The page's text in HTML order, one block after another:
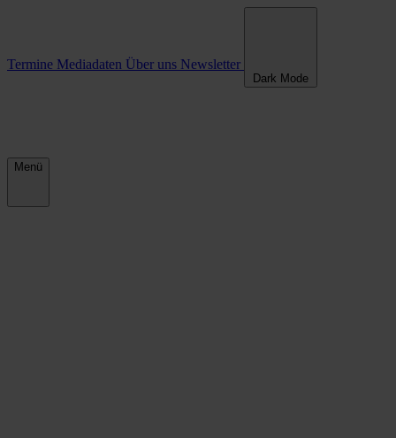
Termine Mediadaten Über uns Newsletter
Dark Mode
Menü